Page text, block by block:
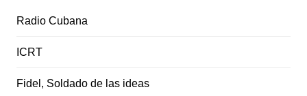
Radio Cubana
ICRT
Fidel, Soldado de las ideas